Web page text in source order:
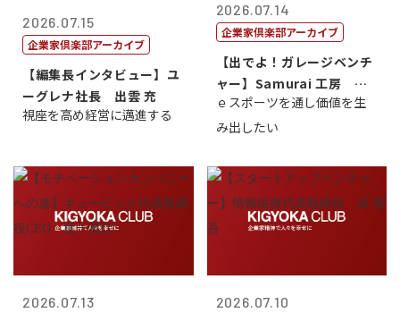
2026.07.15
企業家倶楽部アーカイブ
【編集長インタビュー】ユ
ーグレナ社長 出雲 充
視座を高め経営に邁進する
2026.07.14
企業家倶楽部アーカイブ
【出でよ！ガレージベンチ
ャー】Samurai 工房 代
表取締...
ｅスポーツを通し価値を生
み出したい
2026.07.13 2026.07.10